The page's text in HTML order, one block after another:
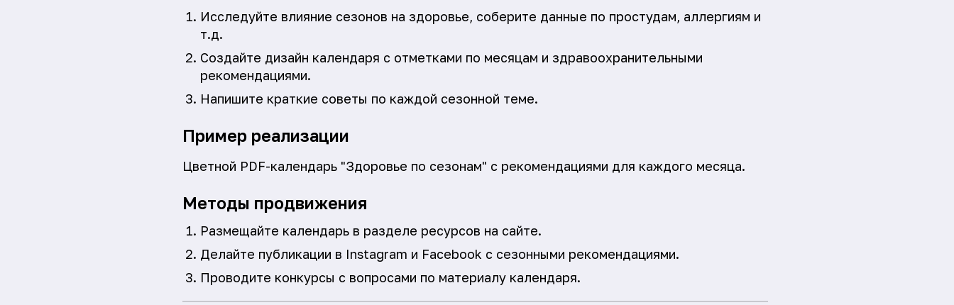
Исследуйте влияние сезонов на здоровье, соберите данные по простудам, аллергиям и
т.д.
Создайте дизайн календаря с отметками по месяцам и здравоохранительными
рекомендациями.
Напишите краткие советы по каждой сезонной теме.
Пример реализации
Цветной PDF-календарь "Здоровье по сезонам" с рекомендациями для каждого месяца.
Методы продвижения
Размещайте календарь в разделе ресурсов на сайте.
Делайте публикации в Instagram и Facebook с сезонными рекомендациями.
Проводите конкурсы с вопросами по материалу календаря.